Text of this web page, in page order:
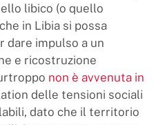
libico (o quello
in Libia si possa
dare impulso a un
e ricostruzione
non è avvenuta in
delle tensioni sociali
dato che il territorio